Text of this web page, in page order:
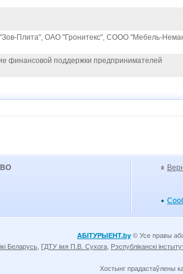
Плита", ОАО "Гронитекс", СООО "Мебель-
финансовой поддержки предпринимателей
АБІТУРЫЕНТ.by © Усе правы
Беларусь
ГДТУ імя П.В. Сухога Рэспубліканскі
Хостынг прадастаўлены